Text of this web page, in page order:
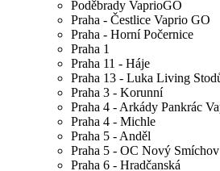
Poděbrady VaprioGO
Praha - Čestlice Vaprio GO
Praha - Horní Počernice
Praha 1
Praha 11 - Háje
Praha 13 - Luka Living
Praha 3 - Korunní
Praha 4 - Arkády Pankrác
Praha 4 - Michle
Praha 5 - Anděl
Praha 5 - OC Nový
Praha 6 - Hradčanská